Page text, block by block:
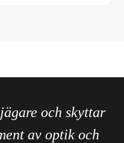
och skyttar
av optik och